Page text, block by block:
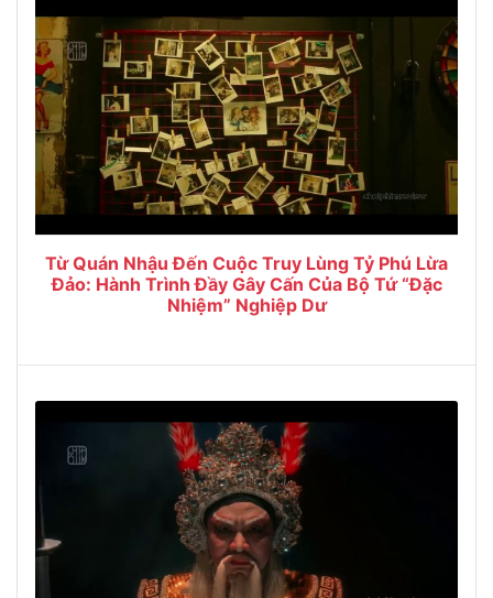
Từ Quán Nhậu Đến Cuộc Truy Lùng Tỷ Phú Lừa
Đảo: Hành Trình Đầy Gây Cấn Của Bộ Tứ “Đặc
Nhiệm” Nghiệp Dư